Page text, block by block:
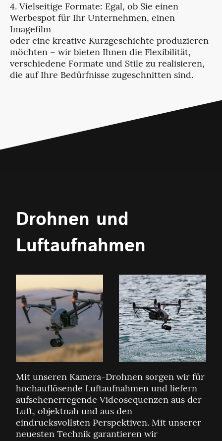
4. Vielseitige Formate: Egal, ob Sie einen
Werbespot für Ihr Unternehmen, einen
Imagefilm
oder eine kreative Kurzgeschichte produzieren
möchten – wir bieten Ihnen die Flexibilität,
verschiedene Formate und Stile zu realisieren,
die auf Ihre Bedürfnisse zugeschnitten sind.
Drohnen und
Luftaufnahmen
Mit unseren Kamera-Drohnen sorgen wir für
hochauflösende Luftaufnahmen und liefern
aufsehenerregende Videosequenzen aus der
Luft, objektnah und aus den
eindrucksvollsten Perspektiven. Mit unserer
neuesten Technik garantieren wir